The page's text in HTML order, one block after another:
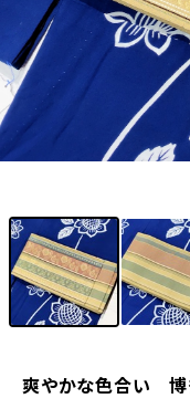
爽やかな色合い 博